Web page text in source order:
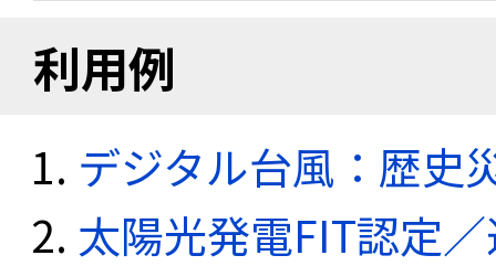
利用例
デジタル台風：歴史
太陽光発電FIT認定